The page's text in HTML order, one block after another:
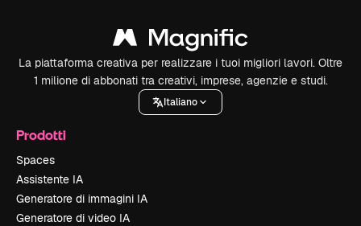
La piattaforma creativa per realizzare i tuoi migliori lavori. Oltre
1 milione di abbonati tra creativi, imprese, agenzie e studi.
Italiano
Prodotti
Spaces
Assistente IA
Generatore di immagini IA
Generatore di video IA